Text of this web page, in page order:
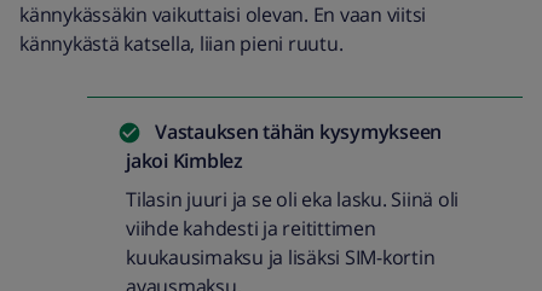
kännykässäkin vaikuttaisi olevan. En vaan viitsi
kännykästä katsella, liian pieni ruutu.
Vastauksen tähän kysymykseen
jakoi Kimblez
Tilasin juuri ja se oli eka lasku. Siinä oli
viihde kahdesti ja reitittimen
kuukausimaksu ja lisäksi SIM-kortin